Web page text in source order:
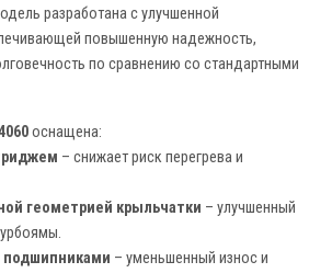
разработана с улучшенной
повышенную надежность,
по сравнению со стандартными
оснащена:
– снижает риск перегрева и
геометрией крыльчатки – улучшенный
– уменьшенный износ и